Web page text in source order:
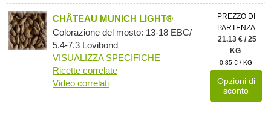
CHÂTEAU MUNICH LIGHT®
Colorazione del mosto: 13-18 EBC/
5.4-7.3 Lovibond
VISUALIZZA SPECIFICHE
Ricette correlate
Video correlati
PREZZO DI
PARTENZA
21.13 € / 25
KG
0.85 € / KG
Opzioni di
sconto